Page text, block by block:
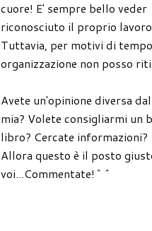
cuore! E' sempre bello veder
riconosciuto il proprio
Tuttavia, per motivi di
organizzazione non posso
Avete un'opinione diversa
mia? Volete consigliarmi un
libro? Cercate informazioni?
Allora questo è il posto
voi...Commentate!^^